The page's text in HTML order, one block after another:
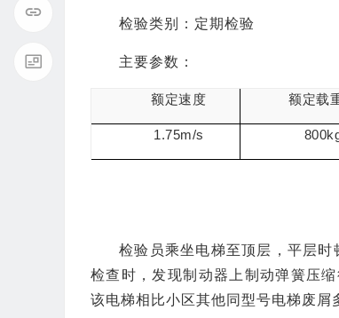
检验类别：定期检验
主要参数：
额定速度 额定载
1.75m/s
检验员乘坐电梯至顶层，平层
检查时，发现制动器上制动弹簧压
该电梯相比小区其他同型号电梯废屑